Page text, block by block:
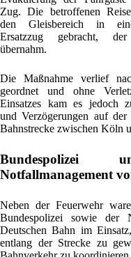
Zug. Die betroffenen
den Gleisbereich in
Ersatzzug gebracht,
übernahm.
Die Maßnahme verlief
geordnet und ohne
Einsatzes kam es jedoch
und Verzögerungen auf der
Bahnstrecke zwischen Köln
Bundespolizei
Notfallmanagement
Neben der Feuerwehr
Bundespolizei sowie der
Deutschen Bahn im
entlang der Strecke zu